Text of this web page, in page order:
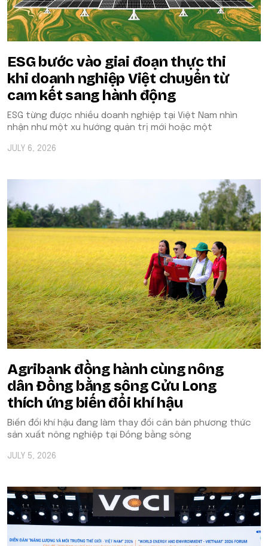
ESG bước vào giai đoạn thực thi
khi doanh nghiệp Việt chuyển từ
cam kết sang hành động
ESG từng được nhiều doanh nghiệp tại Việt Nam nhìn
nhận như một xu hướng quản trị mới hoặc một
JULY 6, 2026
Agribank đồng hành cùng nông
dân Đồng bằng sông Cửu Long
thích ứng biến đổi khí hậu
Biến đổi khí hậu đang làm thay đổi căn bản phương thức
sản xuất nông nghiệp tại Đồng bằng sông
JULY 5, 2026